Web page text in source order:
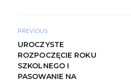
PREVIOUS
UROCZYSTE
ROZPOCZĘCIE ROKU
SZKOLNEGO I
PASOWANIE NA